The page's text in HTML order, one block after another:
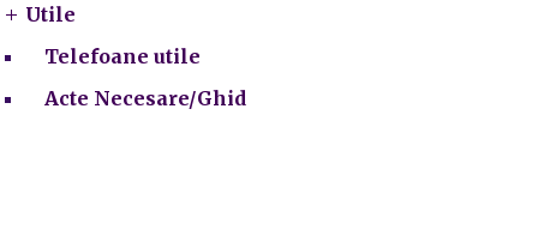
Utile
Telefoane utile
Acte Necesare/Ghid